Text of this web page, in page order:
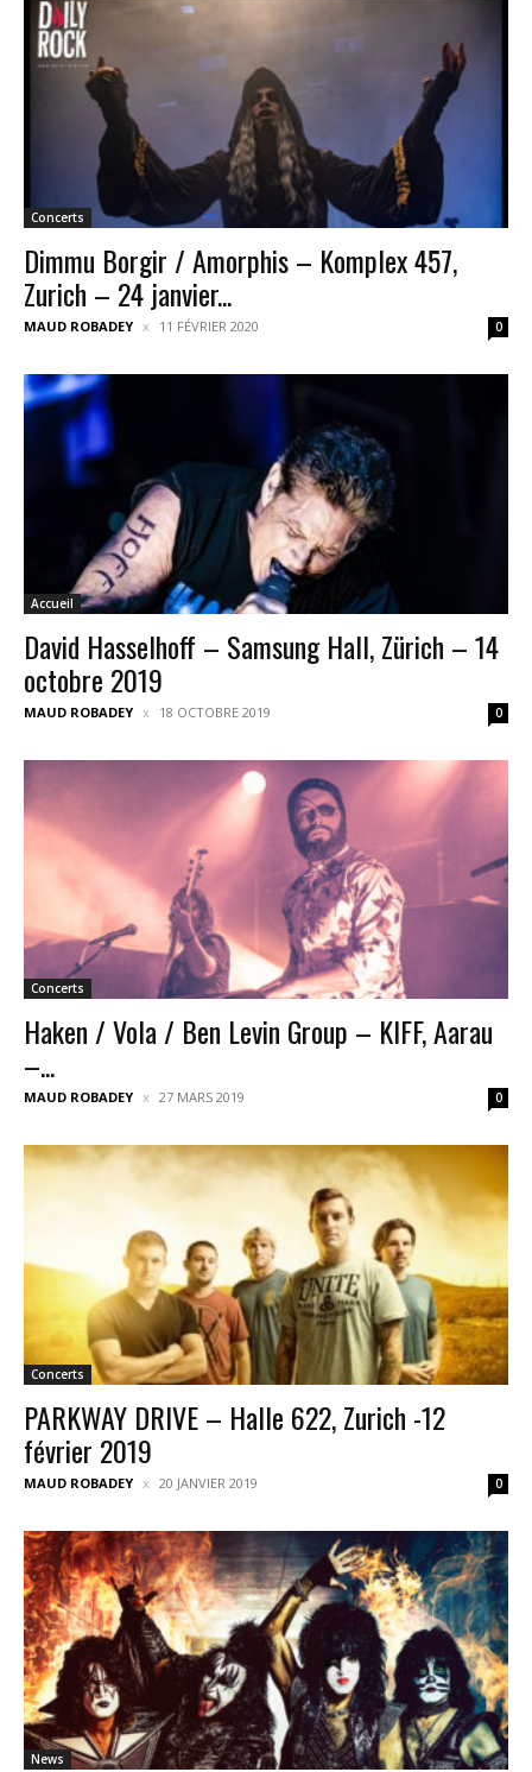
Concerts
Dimmu Borgir / Amorphis – Komplex 457,
Zurich – 24 janvier...
MAUD ROBADEY 11 FÉVRIER 2020 0
Accueil
David Hasselhoff – Samsung Hall, Zürich – 14
octobre 2019
MAUD ROBADEY 18 OCTOBRE 2019 0
Concerts
Haken / Vola / Ben Levin Group – KIFF, Aarau
–...
MAUD ROBADEY 27 MARS 2019 0
Concerts
PARKWAY DRIVE – Halle 622, Zurich -12
février 2019
MAUD ROBADEY 20 JANVIER 2019 0
News